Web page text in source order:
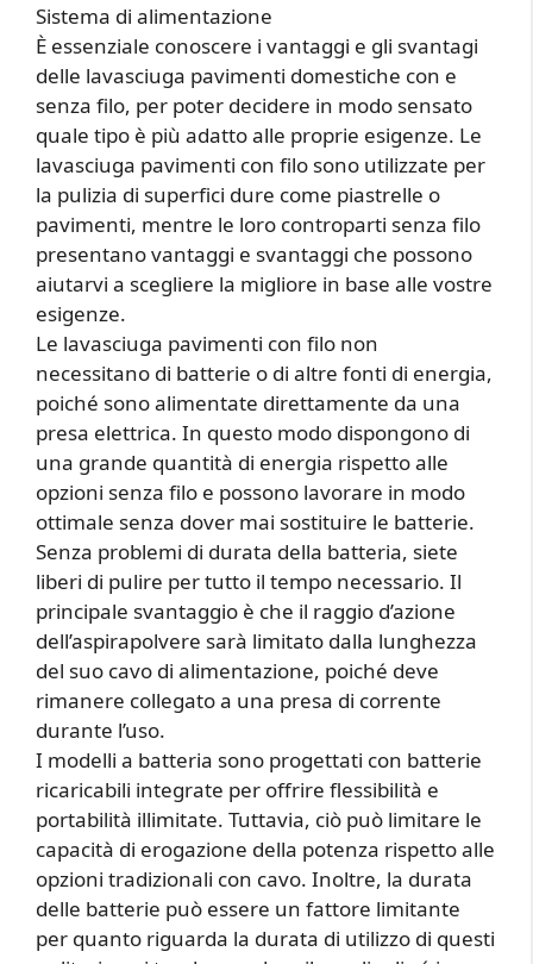
Sistema di alimentazione
È essenziale conoscere i vantaggi e gli svantagi
delle lavasciuga pavimenti domestiche con e
senza filo, per poter decidere in modo sensato
quale tipo è più adatto alle proprie esigenze. Le
lavasciuga pavimenti con filo sono utilizzate per
la pulizia di superfici dure come piastrelle o
pavimenti, mentre le loro controparti senza filo
presentano vantaggi e svantaggi che possono
aiutarvi a scegliere la migliore in base alle vostre
esigenze.
Le lavasciuga pavimenti con filo non
necessitano di batterie o di altre fonti di energia,
poiché sono alimentate direttamente da una
presa elettrica. In questo modo dispongono di
una grande quantità di energia rispetto alle
opzioni senza filo e possono lavorare in modo
ottimale senza dover mai sostituire le batterie.
Senza problemi di durata della batteria, siete
liberi di pulire per tutto il tempo necessario. Il
principale svantaggio è che il raggio d’azione
dell’aspirapolvere sarà limitato dalla lunghezza
del suo cavo di alimentazione, poiché deve
rimanere collegato a una presa di corrente
durante l’uso.
I modelli a batteria sono progettati con batterie
ricaricabili integrate per offrire flessibilità e
portabilità illimitate. Tuttavia, ciò può limitare le
capacità di erogazione della potenza rispetto alle
opzioni tradizionali con cavo. Inoltre, la durata
delle batterie può essere un fattore limitante
per quanto riguarda la durata di utilizzo di questi